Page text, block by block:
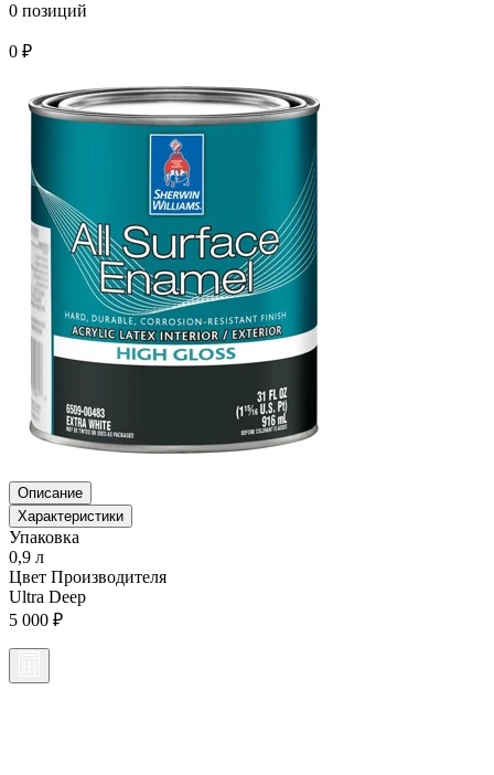
0 позиций
0 ₽
Описание
Характеристики
Упаковка
0,9 л
Цвет Производителя
Ultra Deep
5 000 ₽